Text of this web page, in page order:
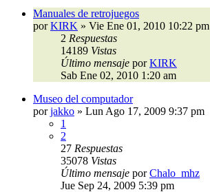
Manuales de retrojuegos
porKIRK » Vie Ene 01, 2010 10:22 pm
2 Respuestas
14189 Vistas
Último mensaje porKIRK
Sab Ene 02, 2010 1:20 am
Museo del computador
porjakko » Lun Ago 17, 2009 9:37 pm
1
2
27 Respuestas
35078 Vistas
Último mensaje porChalo_mhz
Jue Sep 24, 2009 5:39 pm